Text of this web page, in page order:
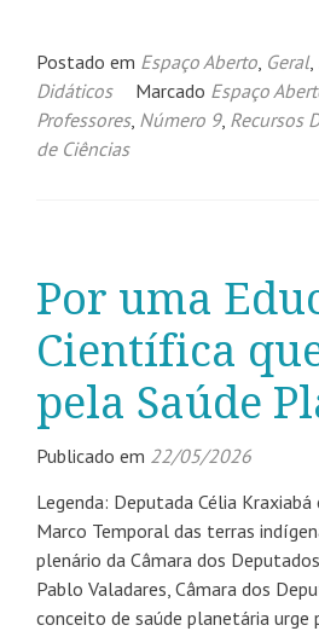
Postado em Espaço Aberto, Geral,
Didáticos
Marcado Espaço
Professores, Número 9, Recursos
de Ciências
Por uma
Científica
pela Saúde
Publicado em 22/05/2026
Legenda: Deputada Célia
Marco Temporal das terras
plenário da Câmara dos
Pablo Valadares, Câmara dos
conceito de saúde planetária urge